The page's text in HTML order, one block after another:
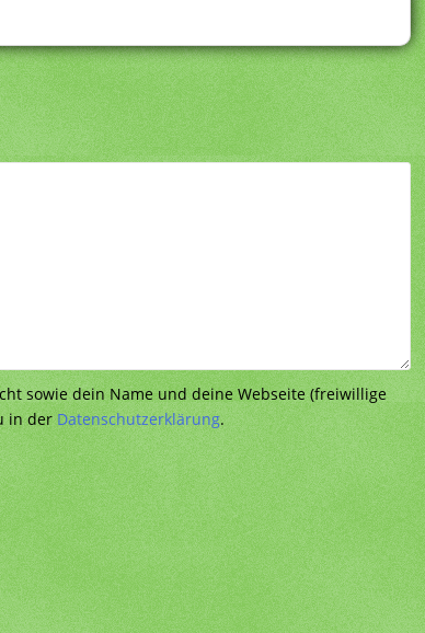
sowie dein Name und deine Webseite (freiwillige
in derDatenschutzerklärung.